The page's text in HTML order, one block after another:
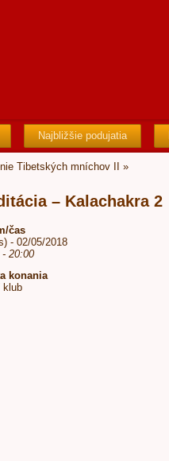
Najbližšie podujatia
Tibetských mníchov II »
– Kalachakra 2
čas
- 02/05/2018
- 20:00
konania
klub